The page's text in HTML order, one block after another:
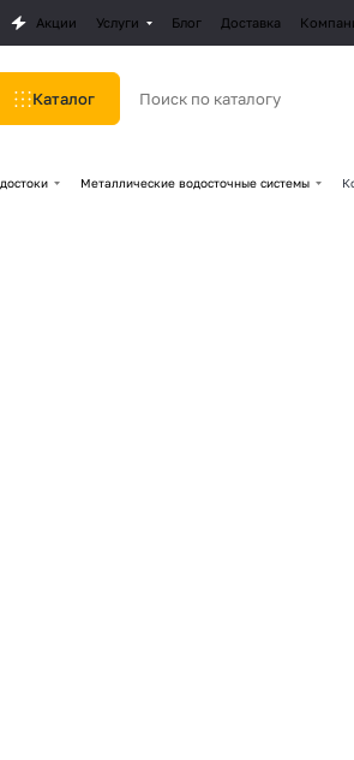
Акции Услуги Блог Доставка
Каталог
Металлические водосточные системы